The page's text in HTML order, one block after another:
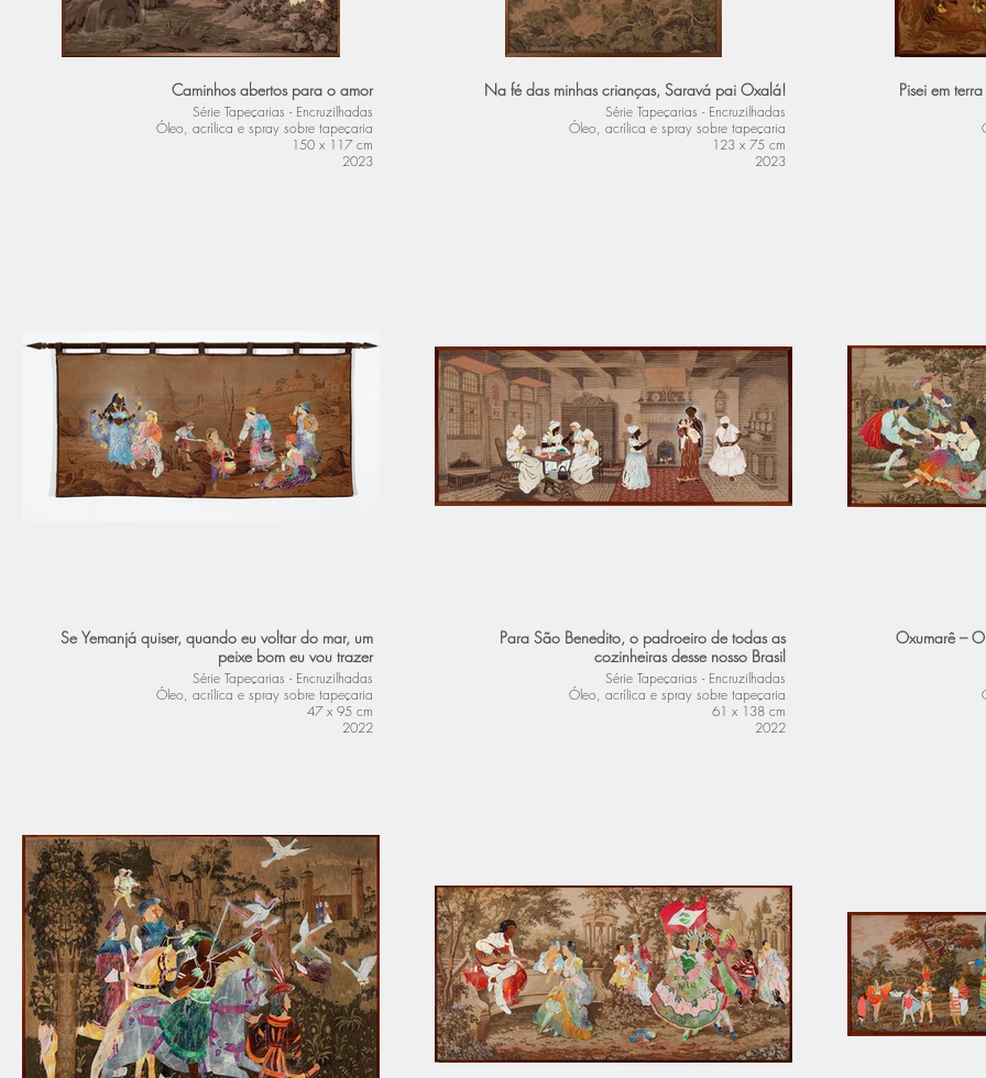
Caminhos abertos para o amor
Série Tapeçarias - Encruzilhadas
Óleo, acrílica e spray sobre tapeçaria
150 x 117 cm
2023
Na fé das minhas crianças, Saravá pai Oxalá!
Série Tapeçarias - Encruzilhadas
Óleo, acrílica e spray sobre tapeçaria
123 x 75 cm
2023
Pisei em
Se Yemanjá quiser, quando eu voltar do mar, um
peixe bom eu vou trazer
Série Tapeçarias - Encruzilhadas
Óleo, acrílica e spray sobre tapeçaria
47 x 95 cm
2022
Para São Benedito, o padroeiro de todas as
cozinheiras desse nosso Brasil
Série Tapeçarias - Encruzilhadas
Óleo, acrílica e spray sobre tapeçaria
61 x 138 cm
2022
Oxumarê –